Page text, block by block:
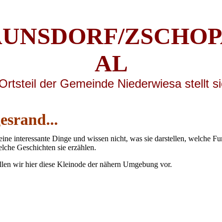
AL
der Gemeinde Niederwiesa stellt
interessante Dinge und wissen nicht, was sie darstellen, welche
Geschichten sie erzählen.
wir hier diese Kleinode der nähern Umgebung vor.